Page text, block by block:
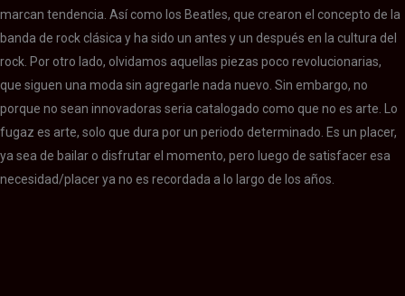
marcan tendencia. Así como los Beatles, que crearon el concepto de la
banda de rock clásica y ha sido un antes y un después en la cultura del
rock. Por otro lado, olvidamos aquellas piezas poco revolucionarias,
que siguen una moda sin agregarle nada nuevo. Sin embargo, no
porque no sean innovadoras seria catalogado como que no es arte. Lo
fugaz es arte, solo que dura por un periodo determinado. Es un placer,
ya sea de bailar o disfrutar el momento, pero luego de satisfacer esa
necesidad/placer ya no es recordada a lo largo de los años.